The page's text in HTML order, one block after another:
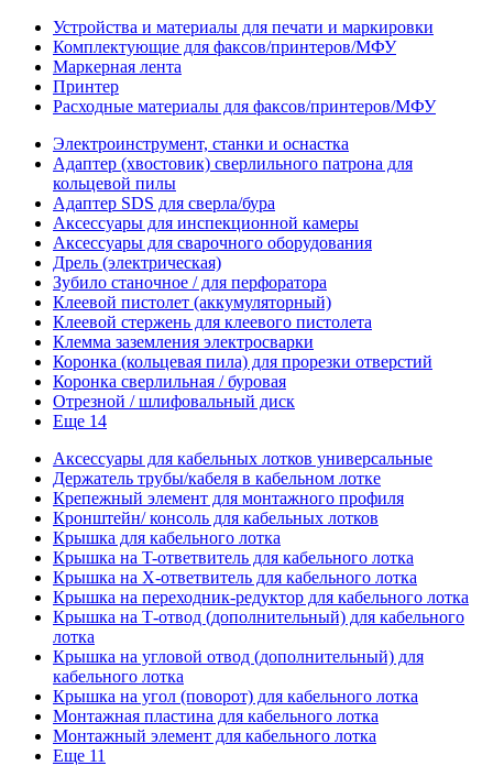
Устройства и материалы для печати и маркировки
Комплектующие для факсов/принтеров/МФУ
Маркерная лента
Принтер
Расходные материалы для факсов/принтеров/МФУ
Электроинструмент, станки и оснастка
Адаптер (хвостовик) сверлильного патрона для
кольцевой пилы
Адаптер SDS для сверла/бура
Аксессуары для инспекционной камеры
Аксессуары для сварочного оборудования
Дрель (электрическая)
Зубило станочное / для перфоратора
Клеевой пистолет (аккумуляторный)
Клеевой стержень для клеевого пистолета
Клемма заземления электросварки
Коронка (кольцевая пила) для прорезки отверстий
Коронка сверлильная / буровая
Отрезной / шлифовальный диск
Еще 14
Аксессуары для кабельных лотков универсальные
Держатель трубы/кабеля в кабельном лотке
Крепежный элемент для монтажного профиля
Кронштейн/ консоль для кабельных лотков
Крышка для кабельного лотка
Крышка на T-ответвитель для кабельного лотка
Крышка на X-ответвитель для кабельного лотка
Крышка на переходник-редуктор для кабельного лотка
Крышка на Т-отвод (дополнительный) для кабельного
лотка
Крышка на угловой отвод (дополнительный) для
кабельного лотка
Крышка на угол (поворот) для кабельного лотка
Монтажная пластина для кабельного лотка
Монтажный элемент для кабельного лотка
Еще 11